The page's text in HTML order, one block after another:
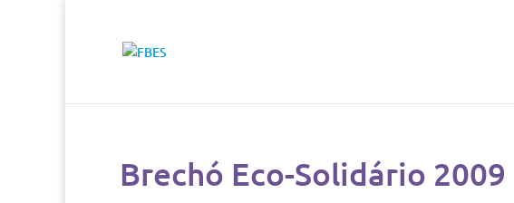
Brechó Eco-Solidário 2009